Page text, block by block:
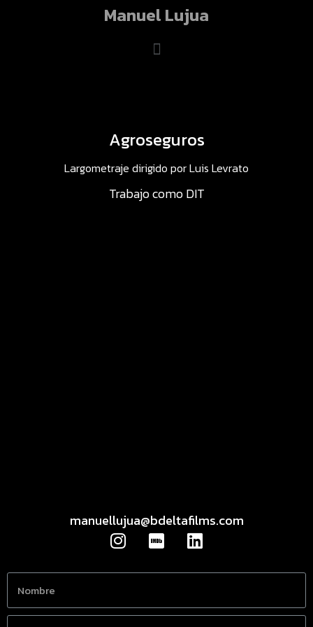
Manuel Lujua
Agroseguros
Largometraje dirigido por Luis Levrato
Trabajo como DIT
manuellujua@bdeltafilms.com